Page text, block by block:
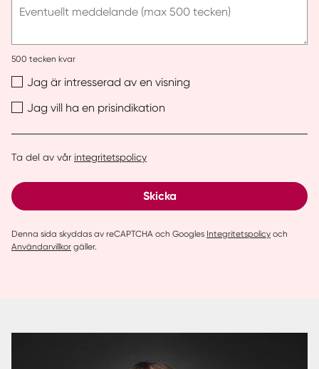
post
Eventuellt meddelande (max 500 tecken)
500 tecken kvar
Jag är intresserad av en visning
Jag vill ha en prisindikation
Ta del av vår integritetspolicy
Skicka
Denna sida skyddas av reCAPTCHA och Googles Integritetspolicy och
Användarvillkor gäller.